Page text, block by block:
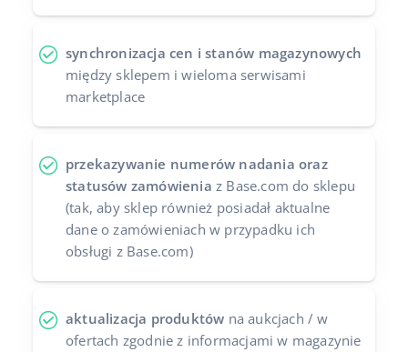
synchronizacja cen i stanów magazynowych
między sklepem i wieloma serwisami
marketplace
przekazywanie numerów nadania oraz
statusów zamówienia z Base.com do sklepu
(tak, aby sklep również posiadał aktualne
dane o zamówieniach w przypadku ich
obsługi z Base.com)
aktualizacja produktów na aukcjach / w
ofertach zgodnie z informacjami w magazynie